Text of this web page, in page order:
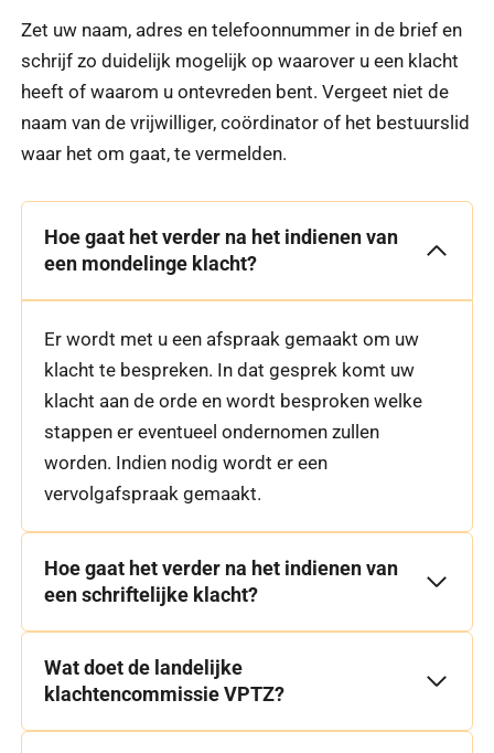
Zet uw naam, adres en telefoonnummer in de brief en
schrijf zo duidelijk mogelijk op waarover u een klacht
heeft of waarom u ontevreden bent. Vergeet niet de
naam van de vrijwilliger, coördinator of het bestuurslid
waar het om gaat, te vermelden.
Hoe gaat het verder na het indienen van
een mondelinge klacht?
Er wordt met u een afspraak gemaakt om uw
klacht te bespreken. In dat gesprek komt uw
klacht aan de orde en wordt besproken welke
stappen er eventueel ondernomen zullen
worden. Indien nodig wordt er een
vervolgafspraak gemaakt.
Hoe gaat het verder na het indienen van
een schriftelijke klacht?
Wat doet de landelijke
klachtencommissie VPTZ?